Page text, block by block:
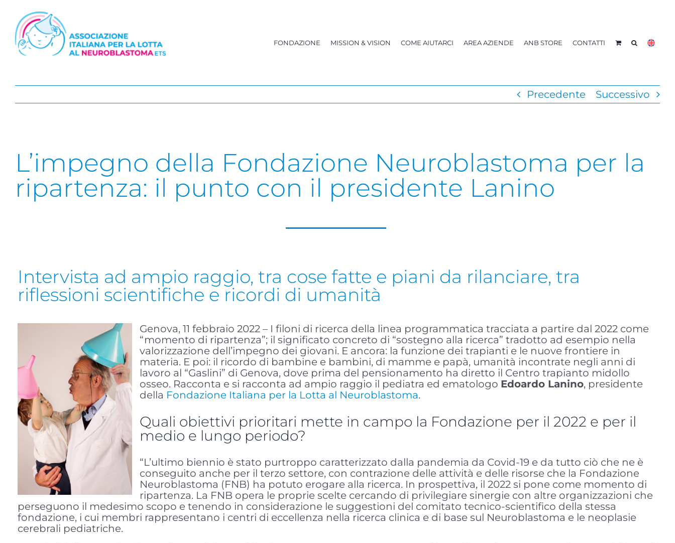
contenuto
FONDAZIONE MISSION & VISION COME AIUTARCI AREA AZIENDE ANB STORE CONTATTI
Precedente Successivo
L’impegno della Fondazione Neuroblastoma per la
ripartenza: il punto con il presidente Lanino
Intervista ad ampio raggio, tra cose fatte e piani da rilanciare, tra
riflessioni scientifiche e ricordi di umanità
Genova, 11 febbraio 2022 – I filoni di ricerca della linea programmatica tracciata a partire dal 2022 come
“momento di ripartenza”; il significato concreto di “sostegno alla ricerca” tradotto ad esempio nella
valorizzazione dell’impegno dei giovani. E ancora: la funzione dei trapianti e le nuove frontiere in
materia. E poi: il ricordo di bambine e bambini, di mamme e papà, umanità incontrate negli anni di
lavoro al “Gaslini” di Genova, dove prima del pensionamento ha diretto il Centro trapianto midollo
osseo. Racconta e si racconta ad ampio raggio il pediatra ed ematologo Edoardo Lanino, presidente
della Fondazione Italiana per la Lotta al Neuroblastoma.
Quali obiettivi prioritari mette in campo la Fondazione per il 2022 e per il
medio e lungo periodo?
“L’ultimo biennio è stato purtroppo caratterizzato dalla pandemia da Covid-19 e da tutto ciò che ne è
conseguito anche per il terzo settore, con contrazione delle attività e delle risorse che la Fondazione
Neuroblastoma (FNB) ha potuto erogare alla ricerca. In prospettiva, il 2022 si pone come momento di
ripartenza. La FNB opera le proprie scelte cercando di privilegiare sinergie con altre organizzazioni che
perseguono il medesimo scopo e tenendo in considerazione le suggestioni del comitato tecnico-scientifico della stessa
fondazione, i cui membri rappresentano i centri di eccellenza nella ricerca clinica e di base sul Neuroblastoma e le neoplasie
cerebrali pediatriche.